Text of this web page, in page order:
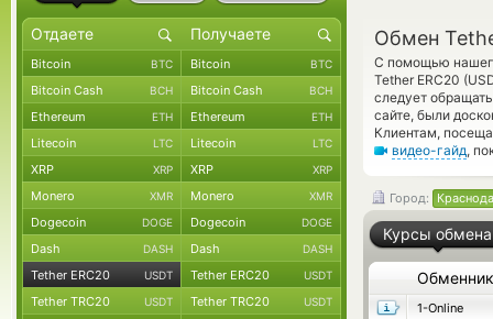
Обмен
С помощью
Tether ERC20
следует
сайте, были
Клиентам,
видео-гайд,
Город:
Курсы обмена
Обменник
1-Online
Bitcoin BTC Bitcoin BTC
Bitcoin Cash BCH Bitcoin Cash BCH
Ethereum ETH Ethereum ETH
Litecoin LTC Litecoin LTC
XRP XRP XRP XRP
Monero XMR Monero XMR
Dogecoin DOGE Dogecoin DOGE
Dash DASH Dash DASH
Tether ERC20 USDT Tether ERC20 USDT
Tether TRC20 USDT Tether TRC20 USDT